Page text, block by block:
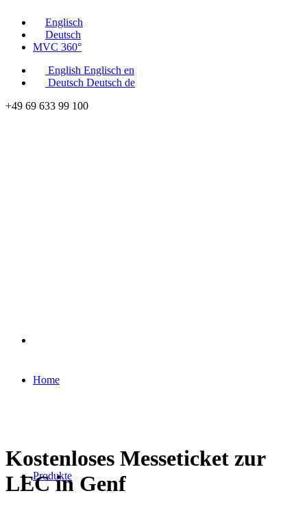
Englisch
Deutsch
MVC 360°
English Englisch en
Deutsch Deutsch de
+49 69 633 99 100
Home
Produkte
Kostenloses Messeticket zur
LEC in Genf